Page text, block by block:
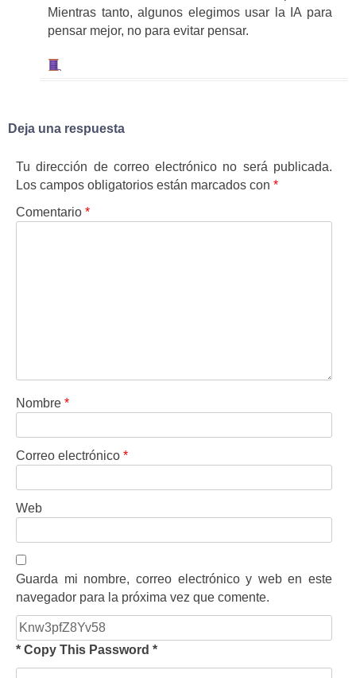
Mientras tanto, algunos elegimos usar la IA para
pensar mejor, no para evitar pensar.
Deja una respuesta
Tu dirección de correo electrónico no será publicada.
Los campos obligatorios están marcados con *
Comentario *
Nombre *
Correo electrónico *
Web
Guarda mi nombre, correo electrónico y web en este
navegador para la próxima vez que comente.
* Copy This Password *